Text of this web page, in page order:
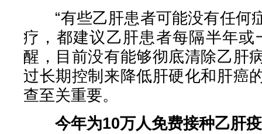
“有些乙肝患者可能没有任何
疗，都建议乙肝患者每隔半年或
醒，目前没有能够彻底清除乙肝
过长期控制来降低肝硬化和肝癌
查至关重要。
今年为10万人免费接种乙肝